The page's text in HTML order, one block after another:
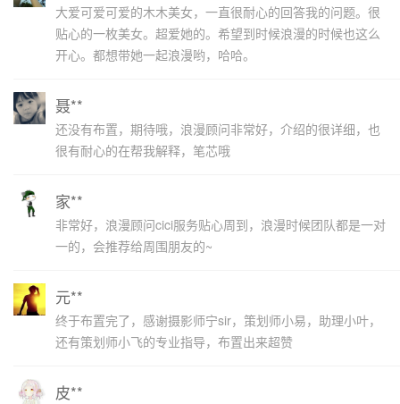
大爱可爱可爱的木木美女，一直很耐心的回答我的问题。很
贴心的一枚美女。超爱她的。希望到时候浪漫的时候也这么
开心。都想带她一起浪漫哟，哈哈。
聂**
还没有布置，期待哦，浪漫顾问非常好，介绍的很详细，也
很有耐心的在帮我解释，笔芯哦
家**
非常好，浪漫顾问cici服务贴心周到，浪漫时候团队都是一对
一的，会推荐给周围朋友的~
元**
终于布置完了，感谢摄影师宁sir，策划师小易，助理小叶，
还有策划师小飞的专业指导，布置出来超赞
皮**